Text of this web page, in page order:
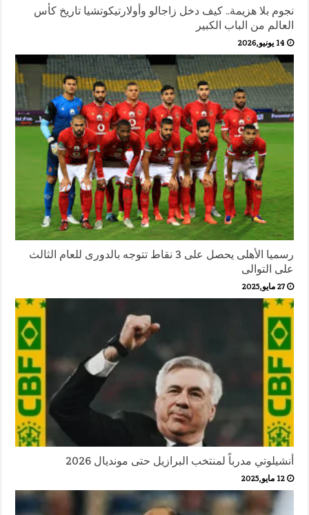
نجوم بلا هزيمة.. كيف دخل زاجالو وأولارتيكوتشيا تاريخ كأس
العالم من الباب الكبير
14 يونيو,2026
رسميا الأهلى يحصل على 3 نقاط تتوجه بالدورى للعام الثالث
على التوالى
27 مايو,2025
أنشيلوتي مدرباً لمنتخب البرازيل حتى مونديال 2026
12 مايو,2025